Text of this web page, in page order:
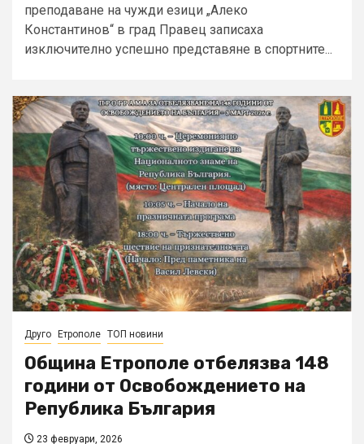
преподаване на чужди езици „Алеко
Константинов“ в град Правец записаха
изключително успешно представяне в спортните...
Друго Етрополе ТОП новини
Община Етрополе отбелязва 148
години от Освобождението на
Република България
23 февруари, 2026